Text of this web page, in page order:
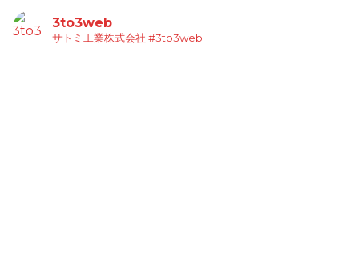
3to3web
サトミ工業株式会社 #3to3web